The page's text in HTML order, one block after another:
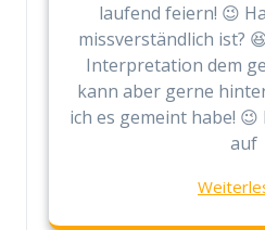
laufend feiern! 😉
missverständlich ist?
Interpretation dem
kann aber gerne
ich es gemeint habe!
auf